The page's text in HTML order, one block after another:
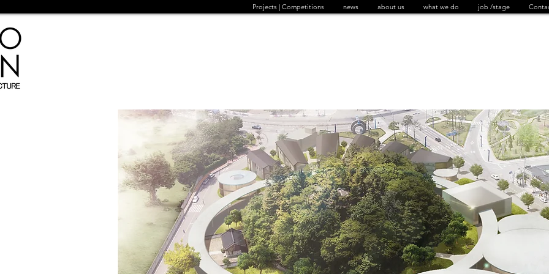
Projects | Competitions news about us what we do job /stage